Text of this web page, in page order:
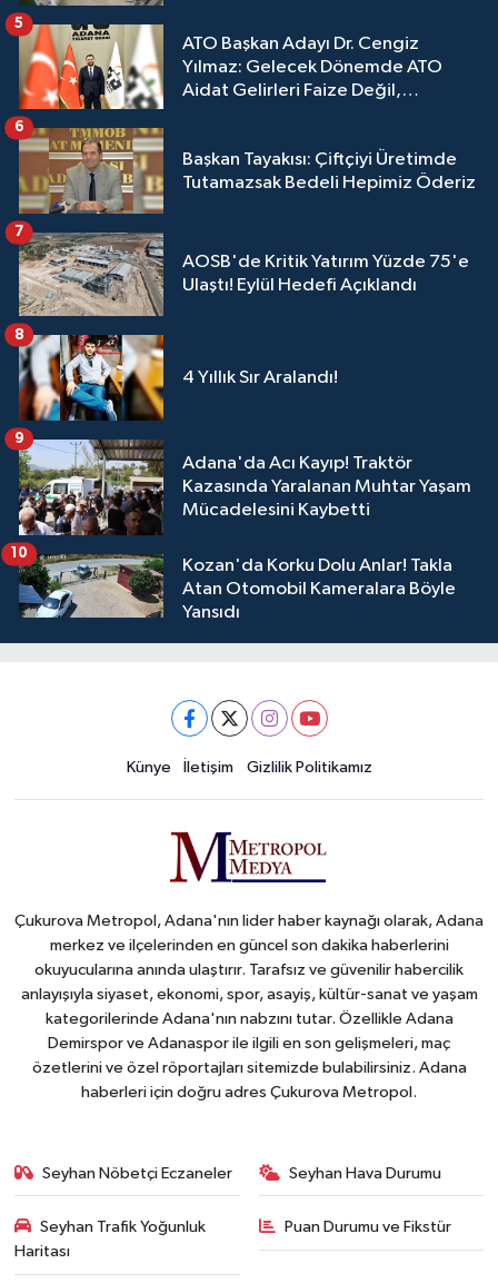
ATO Başkan Adayı Dr. Cengiz
Yılmaz: Gelecek Dönemde ATO
Aidat Gelirleri Faize Değil,
5
Başkan Tayakısı: Çiftçiyi Üretimde
Tutamazsak Bedeli Hepimiz Öderiz
6
AOSB'de Kritik Yatırım Yüzde 75'e
Ulaştı! Eylül Hedefi Açıklandı
7
4 Yıllık Sır Aralandı!
8
Adana'da Acı Kayıp! Traktör
Kazasında Yaralanan Muhtar Yaşam
Mücadelesini Kaybetti
9
Kozan'da Korku Dolu Anlar! Takla
Atan Otomobil Kameralara Böyle
Yansıdı
10
Künye İletişim Gizlilik Politikamız
Çukurova Metropol, Adana'nın lider haber kaynağı olarak, Adana
merkez ve ilçelerinden en güncel son dakika haberlerini
okuyucularına anında ulaştırır. Tarafsız ve güvenilir habercilik
anlayışıyla siyaset, ekonomi, spor, asayiş, kültür-sanat ve yaşam
kategorilerinde Adana'nın nabzını tutar. Özellikle Adana
Demirspor ve Adanaspor ile ilgili en son gelişmeleri, maç
özetlerini ve özel röportajları sitemizde bulabilirsiniz. Adana
haberleri için doğru adres Çukurova Metropol.
Seyhan Nöbetçi Eczaneler Seyhan Hava Durumu
Seyhan Trafik Yoğunluk
Haritası
Puan Durumu ve Fikstür